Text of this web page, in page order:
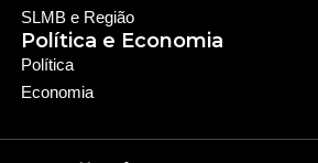
Política e Economia
Política
Economia
SLMB e Região